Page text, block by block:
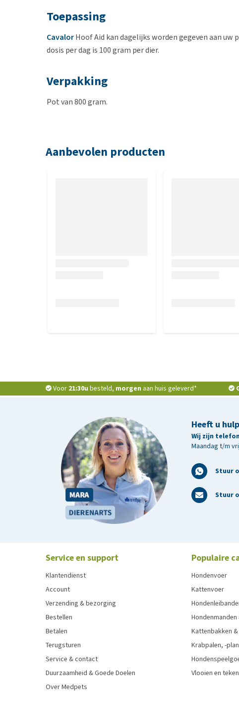
Toepassing
CavalorHoof Aid kan dagelijks worden gegeven aan uw
dosis per dag is 100 gram per dier.
Verpakking
Pot van 800 gram.
Aanbevolen producten
Voor 21:30u besteld, morgen aan huis geleverd*
Heeft u
Wij zijn
Maandag t/m
Stuur
Stuur
Service en support
Klantendienst
Account
Verzending & bezorging
Bestellen
Betalen
Terugsturen
Service & contact
Duurzaamheid & Goede Doelen
Over Medpets
Populaire
Hondenvoer
Kattenvoer
Kattenbakken
Krabpalen, -
Vlooien en teken